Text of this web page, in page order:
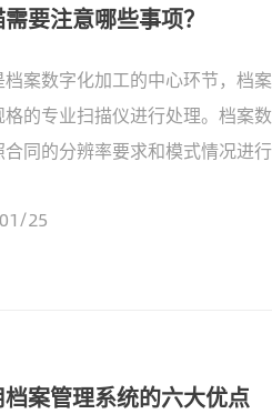
要注意哪些事项？
案数字化加工的中心环节，档
格的专业扫描仪进行处理。档案
同的分辨率要求和模式情况进
25
案管理系统的六大优点